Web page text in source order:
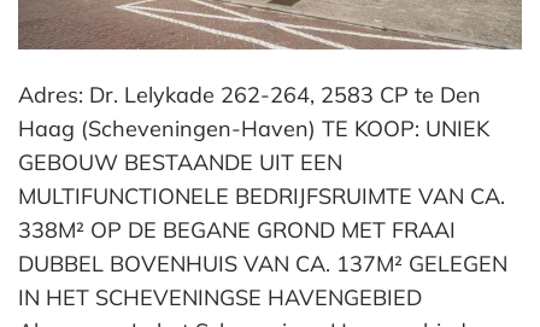
Adres: Dr. Lelykade 262-264, 2583 CP te Den
Haag (Scheveningen-Haven) TE KOOP: UNIEK
GEBOUW BESTAANDE UIT EEN
MULTIFUNCTIONELE BEDRIJFSRUIMTE VAN CA.
338M² OP DE BEGANE GROND MET FRAAI
DUBBEL BOVENHUIS VAN CA. 137M² GELEGEN
IN HET SCHEVENINGSE HAVENGEBIED